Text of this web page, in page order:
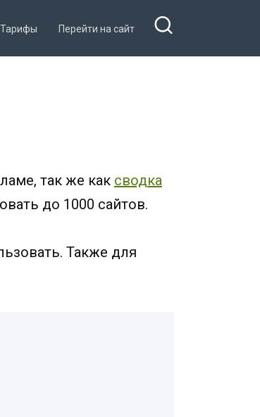
Тарифы Перейти на сайт
так же как сводка
до 1000 сайтов.
Также для